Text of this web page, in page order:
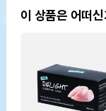
이 상품은 어떠